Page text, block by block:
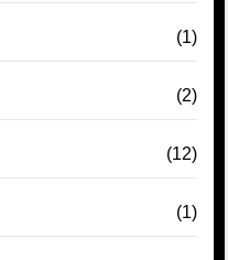
(1)
(2)
(12)
(1)